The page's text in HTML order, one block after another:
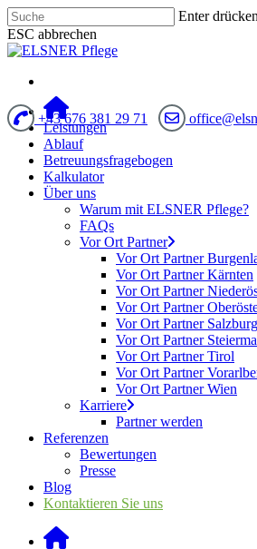
Enter
ESC abbrechen
+43 676 381 29 71
Leistungen
Ablauf
Betreuungsfragebogen
Kalkulator
Über uns
Warum mit ELSNER Pflege?
FAQs
Vor Ort Partner
Vor Ort Partner
Vor Ort Partner Kärnten
Vor Ort Partner
Vor Ort Partner
Vor Ort Partner Salzburg
Vor Ort Partner
Vor Ort Partner Tirol
Vor Ort Partner
Vor Ort Partner Wien
Karriere
Partner werden
Referenzen
Bewertungen
Presse
Blog
Kontaktieren Sie uns